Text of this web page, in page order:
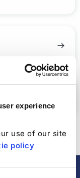
experience
use of our site
policy